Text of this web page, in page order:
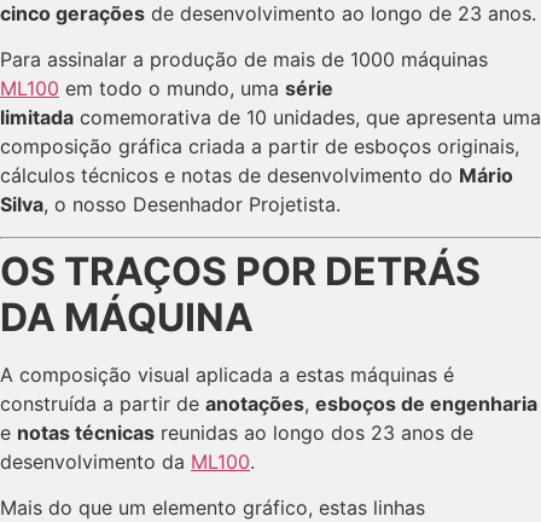
cinco gerações de desenvolvimento ao longo de 23 anos.
Para assinalar a produção de mais de 1000 máquinas
ML100 em todo o mundo, uma série
limitada comemorativa de 10 unidades, que apresenta uma
composição gráfica criada a partir de esboços originais,
cálculos técnicos e notas de desenvolvimento do Mário
Silva, o nosso Desenhador Projetista.
OS TRAÇOS POR DETRÁS
DA MÁQUINA
A composição visual aplicada a estas máquinas é
construída a partir de anotações, esboços de engenharia
e notas técnicas reunidas ao longo dos 23 anos de
desenvolvimento da ML100.
Mais do que um elemento gráfico, estas linhas